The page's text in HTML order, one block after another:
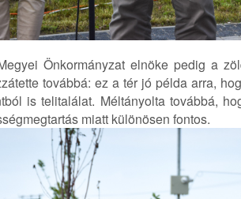
Önkormányzat elnöke pedig a
továbbá: ez a tér jó példa arra,
is telitalálat. Méltányolta továbbá,
miatt különösen fontos.